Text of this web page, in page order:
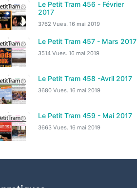
Le Petit Tram 456 - Février
2017
3762 Vues. 16 mai 2019
Le Petit Tram 457 - Mars 2017
3514 Vues. 16 mai 2019
Le Petit Tram 458 -Avril 2017
3680 Vues. 16 mai 2019
Le Petit Tram 459 - Mai 2017
3663 Vues. 16 mai 2019